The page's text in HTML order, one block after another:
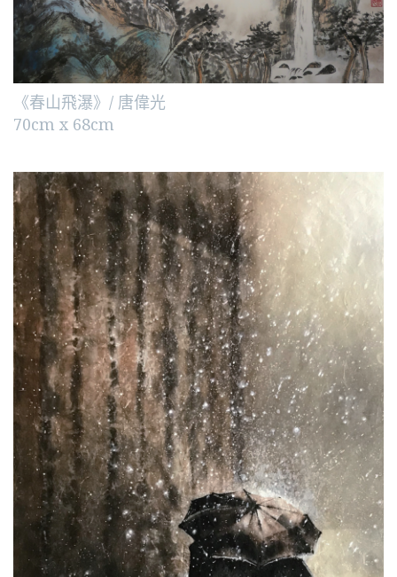
《春山飛瀑》/ 唐偉光
70cm x 68cm